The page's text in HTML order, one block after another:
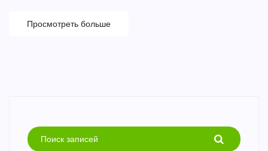
Просмотреть больше